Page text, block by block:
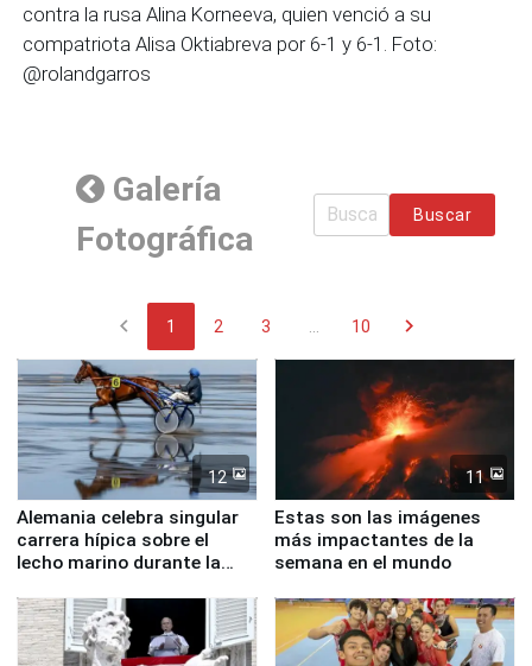
contra la rusa Alina Korneeva, quien venció a su
compatriota Alisa Oktiabreva por 6-1 y 6-1. Foto:
@rolandgarros
Galería
Fotográfica
Buscar
chevron_left 1 2 3 10 chevron_right
12
Alemania celebra singular
carrera hípica sobre el
lecho marino durante la
11
Estas son las imágenes
más impactantes de la
semana en el mundo